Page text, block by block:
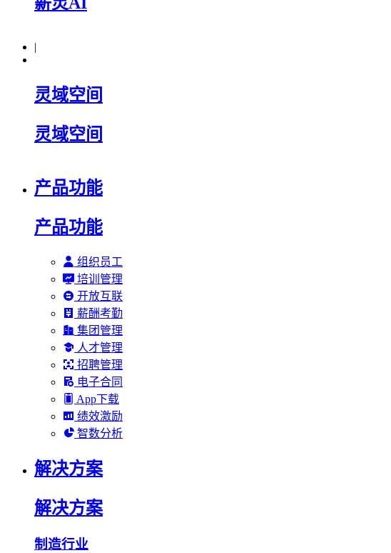
|
灵域空间
灵域空间
产品功能
产品功能
组织员工
培训管理
开放互联
薪酬考勤
集团管理
人才管理
招聘管理
电子合同
App下载
绩效激励
智数分析
解决方案
解决方案
制造行业